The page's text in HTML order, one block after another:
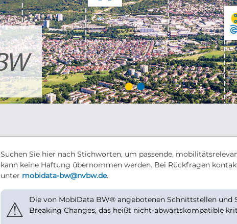
Suchen Sie hier nach Stichworten, um passende,
kann keine Haftung übernommen werden. Bei Rückfragen
unter mobidata-bw@nvbw.de.
⚠
Die von MobiData BW® angebotenen Schnittstellen
Breaking Changes, das heißt nicht-abwärtskompatible